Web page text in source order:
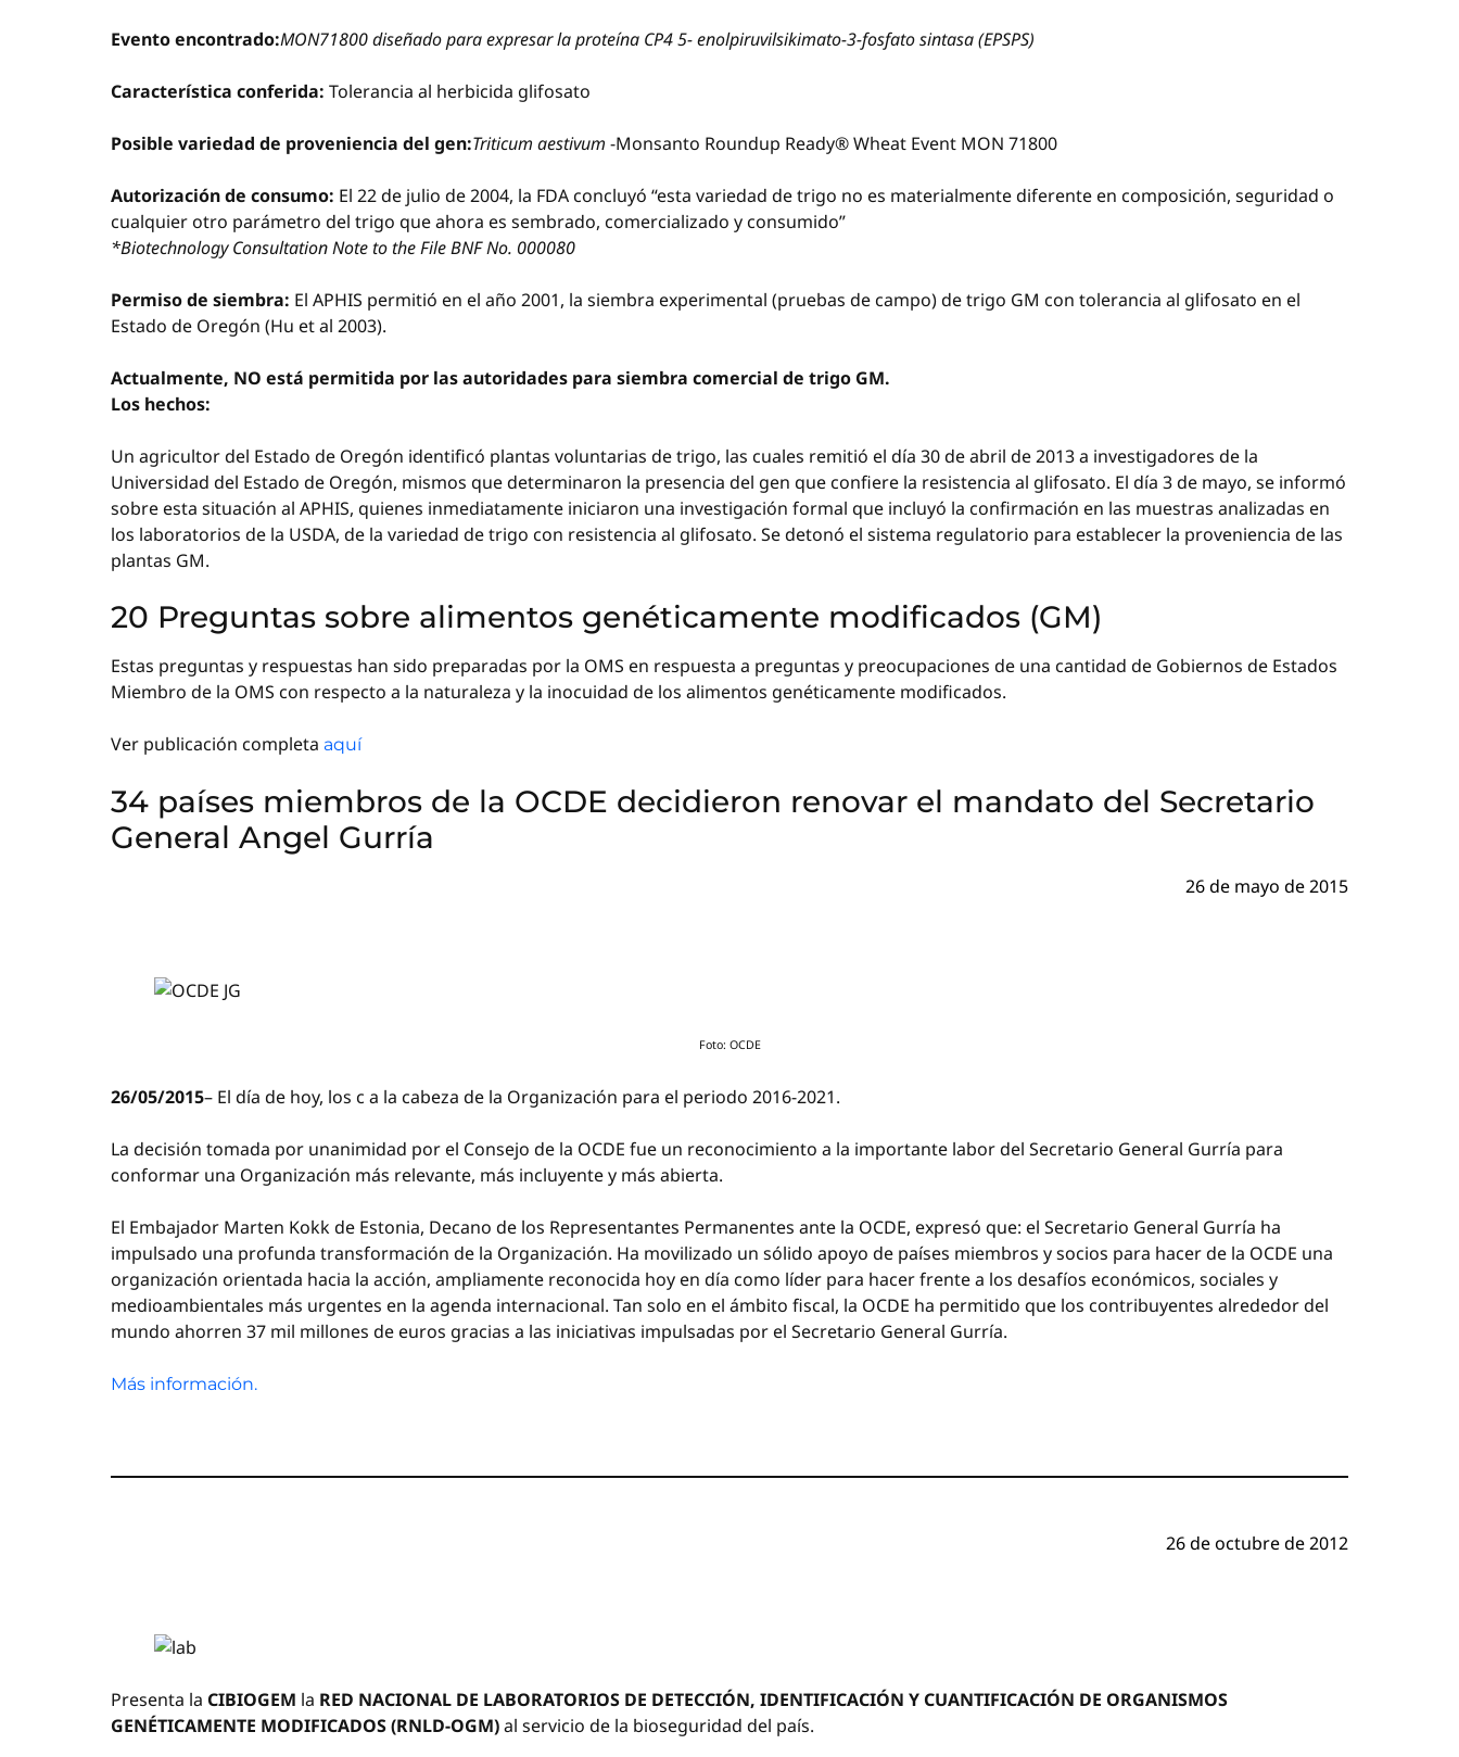
Evento encontrado:MON71800 diseñado para expresar la proteína CP4 5- enolpiruvilsikimato-3-fosfato sintasa (EPSPS)
Característica conferida: Tolerancia al herbicida glifosato
Posible variedad de proveniencia del gen:Triticum aestivum -Monsanto Roundup Ready® Wheat Event MON 71800
Autorización de consumo: El 22 de julio de 2004, la FDA concluyó “esta variedad de trigo no es materialmente diferente en composición, seguridad o
cualquier otro parámetro del trigo que ahora es sembrado, comercializado y consumido”
*Biotechnology Consultation Note to the File BNF No. 000080
Permiso de siembra: El APHIS permitió en el año 2001, la siembra experimental (pruebas de campo) de trigo GM con tolerancia al glifosato en el
Estado de Oregón (Hu et al 2003).
Actualmente, NO está permitida por las autoridades para siembra comercial de trigo GM.
Los hechos:
Un agricultor del Estado de Oregón identificó plantas voluntarias de trigo, las cuales remitió el día 30 de abril de 2013 a investigadores de la
Universidad del Estado de Oregón, mismos que determinaron la presencia del gen que confiere la resistencia al glifosato. El día 3 de mayo, se informó
sobre esta situación al APHIS, quienes inmediatamente iniciaron una investigación formal que incluyó la confirmación en las muestras analizadas en
los laboratorios de la USDA, de la variedad de trigo con resistencia al glifosato. Se detonó el sistema regulatorio para establecer la proveniencia de las
plantas GM.
20 Preguntas sobre alimentos genéticamente modificados (GM)
Estas preguntas y respuestas han sido preparadas por la OMS en respuesta a preguntas y preocupaciones de una cantidad de Gobiernos de Estados
Miembro de la OMS con respecto a la naturaleza y la inocuidad de los alimentos genéticamente modificados.
Ver publicación completa aquí
34 países miembros de la OCDE decidieron renovar el mandato del Secretario
General Angel Gurría
26 de mayo de 2015
Foto: OCDE
26/05/2015– El día de hoy, los c a la cabeza de la Organización para el periodo 2016-2021.
La decisión tomada por unanimidad por el Consejo de la OCDE fue un reconocimiento a la importante labor del Secretario General Gurría para
conformar una Organización más relevante, más incluyente y más abierta.
El Embajador Marten Kokk de Estonia, Decano de los Representantes Permanentes ante la OCDE, expresó que: el Secretario General Gurría ha
impulsado una profunda transformación de la Organización. Ha movilizado un sólido apoyo de países miembros y socios para hacer de la OCDE una
organización orientada hacia la acción, ampliamente reconocida hoy en día como líder para hacer frente a los desafíos económicos, sociales y
medioambientales más urgentes en la agenda internacional. Tan solo en el ámbito fiscal, la OCDE ha permitido que los contribuyentes alrededor del
mundo ahorren 37 mil millones de euros gracias a las iniciativas impulsadas por el Secretario General Gurría.
Más información.
26 de octubre de 2012
Presenta la CIBIOGEM la RED NACIONAL DE LABORATORIOS DE DETECCIÓN, IDENTIFICACIÓN Y CUANTIFICACIÓN DE ORGANISMOS
GENÉTICAMENTE MODIFICADOS (RNLD-OGM)al servicio de la bioseguridad del país.